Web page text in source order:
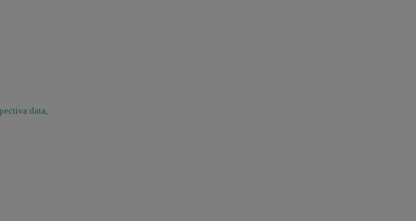
data,